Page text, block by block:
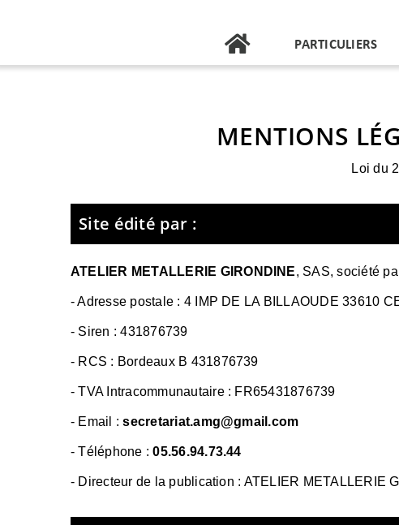
PARTICULIERS
MENTIONS
Loi du
Site édité par :
ATELIER METALLERIE GIRONDINE, SAS, société
- Adresse postale : 4 IMP DE LA BILLAOUDE 33610
- Siren :431876739
- RCS : Bordeaux B 431876739
- TVA Intracommunautaire : FR65431876739
- Email :secretariat.amg@gmail.com
- Téléphone :05.56.94.73.44
- Directeur de la publication : ATELIER METALLERIE